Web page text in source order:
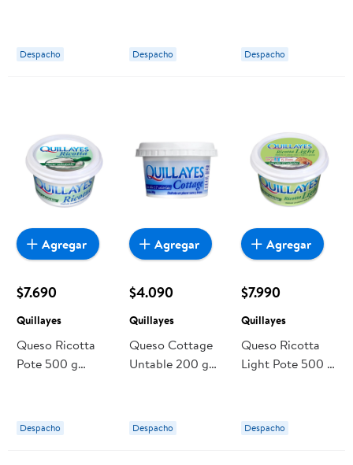
Despacho Despacho Despacho
$7.690
Quillayes
Queso Ricotta
Pote 500 g
Despacho
Agregar
$4.090
Quillayes
Queso Cottage
Untable 200 g
Despacho
Agregar
$7.990
Quillayes
Queso Ricotta
Light Pote 500 g
Despacho
Agregar